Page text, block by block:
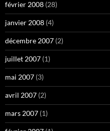
février 2008 (28)
janvier 2008 (4)
décembre 2007 (2)
juillet 2007 (1)
mai 2007 (3)
avril 2007 (2)
mars 2007 (1)